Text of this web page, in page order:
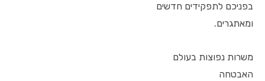
בפניכם לתפקידים חדשים
ומאתגרים.
משרות נפוצות בעולם
האבטחה